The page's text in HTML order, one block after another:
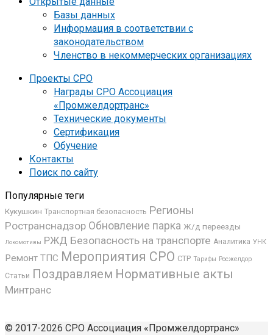
Базы данных
Информация в соответствии с
законодательством
Членство в некоммерческих организациях
Проекты СРО
Награды СРО Ассоциация
«Промжелдортранс»
Технические документы
Сертификация
Обучение
Контакты
Поиск по сайту
Популярные теги
Кукушкин Транспортная безопасность Регионы
Ространснадзор Обновление парка Ж/д переезды
Локомотивы РЖД Безопасность на транспорте Аналитика УНК
Ремонт ТПС Мероприятия СРО СТР Тарифы Росжелдор
Статьи Поздравляем Нормативные акты
Минтранс
© 2017-2026 СРО Ассоциация «Промжелдортранс»